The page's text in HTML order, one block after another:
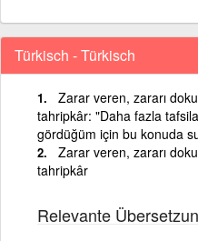
Türkisch - Türkisch
Zarar veren, zararı
tahripkâr: "Daha fazla
gördüğüm için bu konuda
Zarar veren, zararı
tahripkâr
Relevante